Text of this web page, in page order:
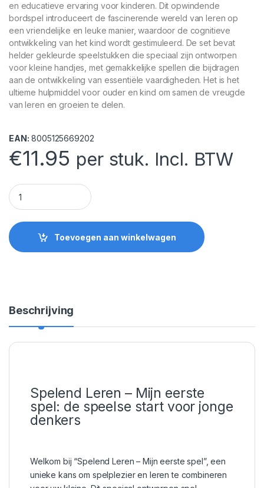
en educatieve ervaring voor kinderen. Dit opwindende
bordspel introduceert de fascinerende wereld van leren op
een vriendelijke en leuke manier, waardoor de cognitieve
ontwikkeling van het kind wordt gestimuleerd. De set bevat
helder gekleurde speelstukken die speciaal zijn ontworpen
voor kleine handjes, met gemakkelijke spellen die bijdragen
aan de ontwikkeling van essentiële vaardigheden. Het is het
ultieme hulpmiddel voor ouder en kind om samen de vreugde
van leren en groeien te delen.
EAN: 8005125669202
€11.95 per stuk. Incl. BTW
Spelend Leren - Mijn eerste spel quantity
Toevoegen aan winkelwagen
Beschrijving
Spelend Leren – Mijn eerste
spel: de speelse start voor jonge
denkers
Welkom bij “Spelend Leren – Mijn eerste spel”, een
unieke kans om spelplezier en leren te combineren